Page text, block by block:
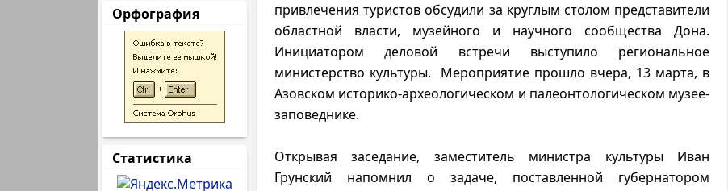
Орфография
Статистика
привлечения туристов обсудили за круглым столом представители
областной власти, музейного и научного сообщества Дона.
Инициатором деловой встречи выступило региональное
министерство культуры. Мероприятие прошло вчера, 13 марта, в
Азовском историко-археологическом и палеонтологическом музее-
заповеднике.
Открывая заседание, заместитель министра культуры Иван
Грунский напомнил о задаче, поставленной губернатором